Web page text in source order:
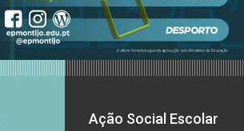
Ação Social Escolar